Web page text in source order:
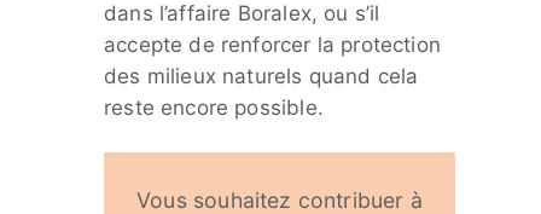
dans l’affaire Boralex, ou s’il
accepte de renforcer la protection
des milieux naturels quand cela
reste encore possible.
Vous souhaitez contribuer à